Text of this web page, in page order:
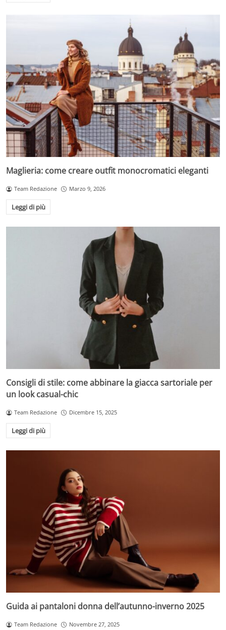
Maglieria: come creare outfit monocromatici eleganti
Team Redazione Marzo 9, 2026
Leggi di più
Consigli di stile: come abbinare la giacca sartoriale per
un look casual-chic
Team Redazione Dicembre 15, 2025
Leggi di più
Guida ai pantaloni donna dell’autunno-inverno 2025
Team Redazione Novembre 27, 2025